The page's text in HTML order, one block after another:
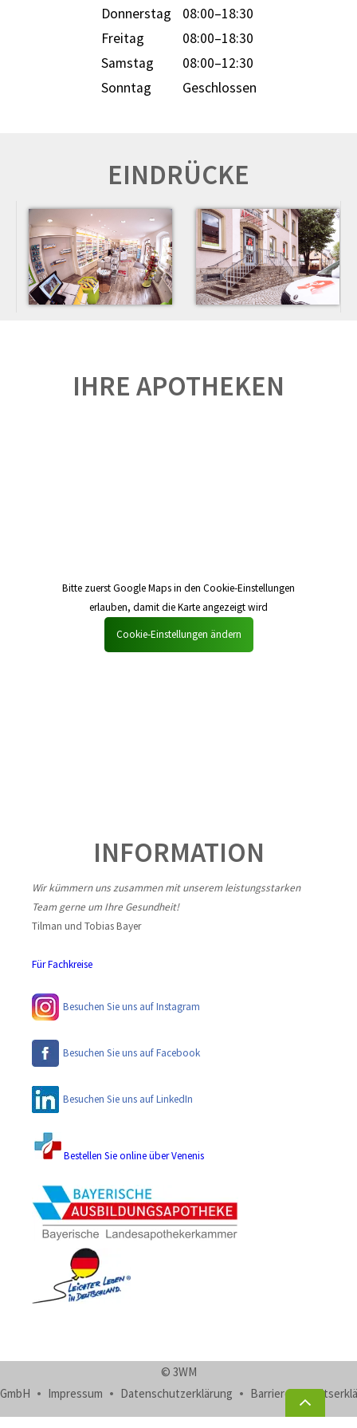
Donnerstag
08:00–18:30
Freitag
08:00–18:30
Samstag
08:00–12:30
Sonntag
Geschlossen
EINDRÜCKE
IHRE APOTHEKEN
Bitte zuerst Google Maps in den Cookie-Einstellungen
erlauben, damit die Karte angezeigt wird
Cookie-Einstellungen ändern
INFORMATION
Wir kümmern uns zusammen mit unserem leistungsstarken
Team gerne um Ihre Gesundheit!
Tilman und Tobias Bayer
Für Fachkreise
Besuchen Sie uns auf Instagram
Besuchen Sie uns auf Facebook
Besuchen Sie uns auf LinkedIn
Bestellen Sie online über Venenis
© 3WM
GmbH
Impressum Datenschutzerklärung